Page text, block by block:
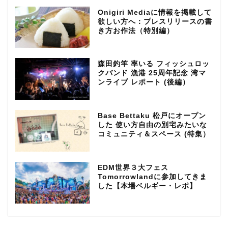
Onigiri Mediaに情報を掲載して
欲しい方へ：プレスリリースの書
き方お作法（特別編）
森田釣竿 率いる フィッシュロッ
クバンド 漁港 25周年記念 湾マ
ンライブ レポート (後編）
Base Bettaku 松戸にオープン
した 使い方自由の別宅みたいな
コミュニティ＆スペース (特集）
EDM世界３大フェス
Tomorrowlandに参加してきま
した【本場ベルギー・レポ】